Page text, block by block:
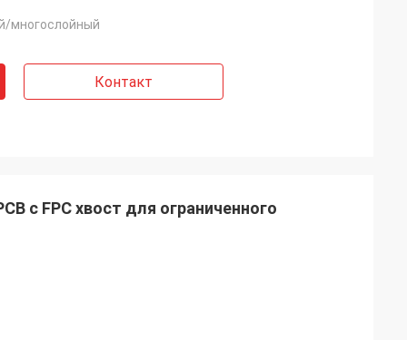
многослойный
Контакт
с FPC хвост для ограниченного